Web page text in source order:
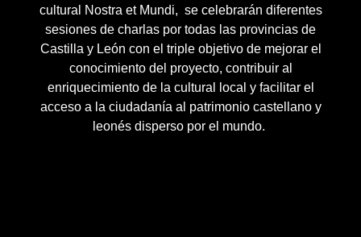
cultural Nostra et Mundi, se celebrarán diferentes
sesiones de charlas por todas las provincias de
Castilla y León con el triple objetivo de mejorar el
conocimiento del proyecto, contribuir al
enriquecimiento de la cultural local y facilitar el
acceso a la ciudadanía al patrimonio castellano y
leonés disperso por el mundo.